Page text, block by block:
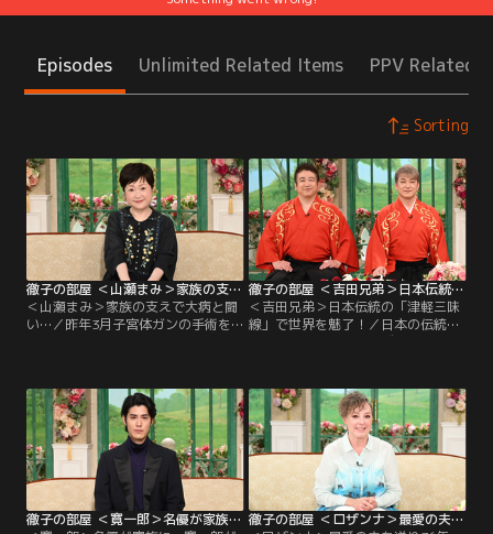
Episodes Unlimited Related Items PPV Related
Sorting
徹子の部屋 ＜山瀬まみ＞家族の支えで大病と闘い…（2026/07/09放送分）
＜山瀬まみ＞家族の支えで大病と闘
い…／昨年3月子宮体ガンの手術を
と続いていた体調不良の原因がわか
り、手術をし治療を受ければ大丈夫
と治療に前向きな気持ちでいた。し
かし手術が終わった直後、1週間く
らい意識がなく…。
徹子の部屋 ＜吉田兄弟＞日本伝統の「津軽三味線」で世界を魅了！（2026/07/08放送分）
＜吉田兄弟＞日本伝統の「津軽三味
線」で世界を魅了！／日本の伝統楽
器、津軽三味線でジャズやロックの
でコンサートを行ってきた2人、国
によって演奏への反応がまったく異
なると語る。アメリカの観客の反応
は、津軽三味線の本場・青森に近
く、スペインでは演奏に「オー
レ！」とかけ声が。
徹子の部屋 ＜寛一郎＞名優が家族に…寛一郎が語る苦労と感謝（2026/07/07放送分）
徹子の部屋 ＜ロザンナ＞最愛の夫を送り36年、今だから話せる…（2026/07/06放送分）